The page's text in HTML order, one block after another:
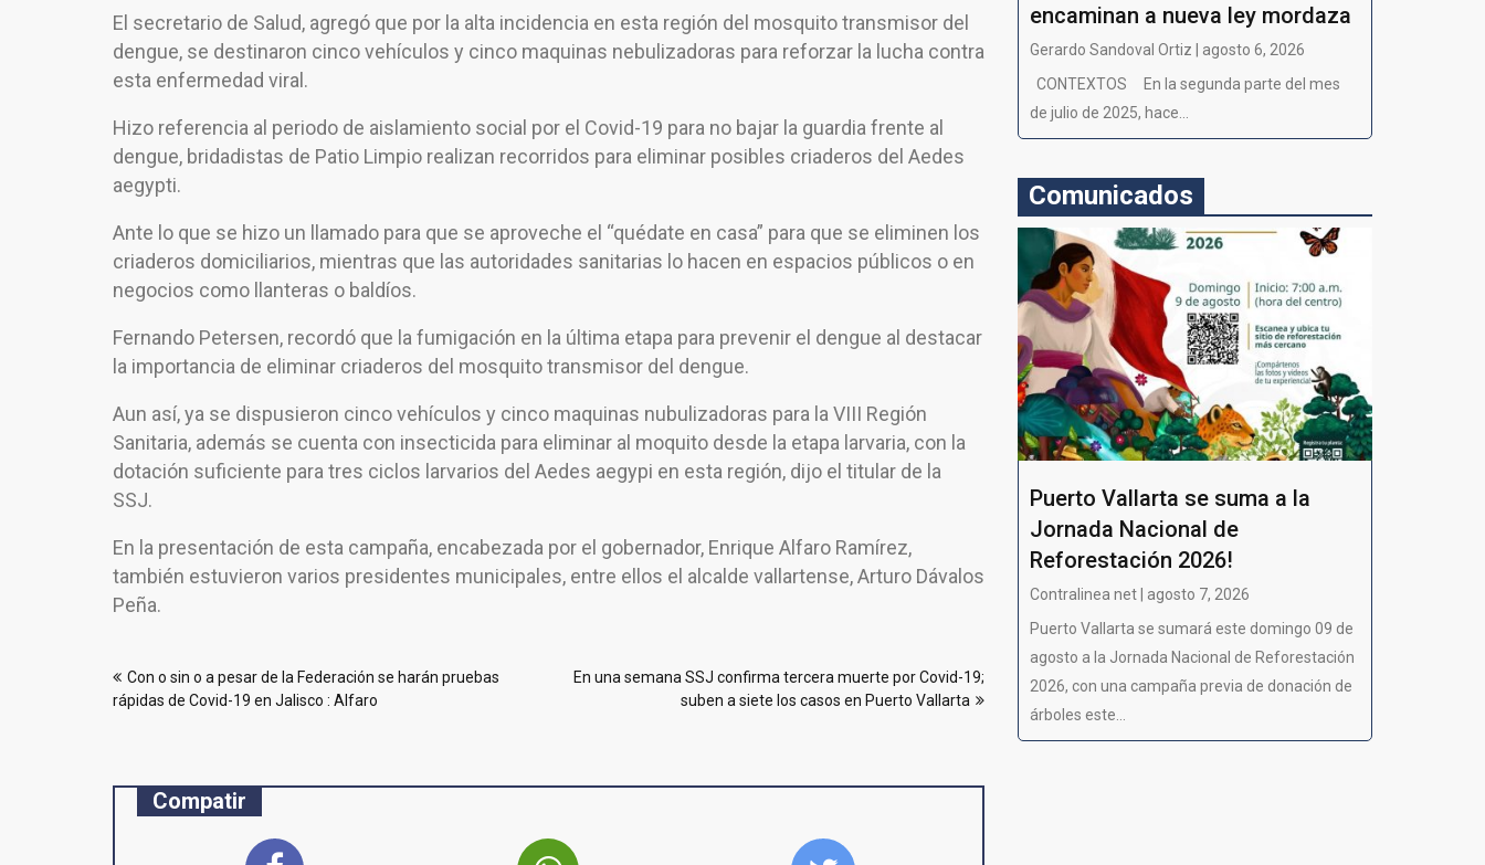
El secretario de Salud, agregó que por la alta incidencia en esta región del mosquito transmisor del
dengue, se destinaron cinco vehículos y cinco maquinas nebulizadoras para reforzar la lucha contra
esta enfermedad viral.
Hizo referencia al periodo de aislamiento social por el Covid-19 para no bajar la guardia frente al
dengue, bridadistas de Patio Limpio realizan recorridos para eliminar posibles criaderos del Aedes
aegypti.
Ante lo que se hizo un llamado para que se aproveche el “quédate en casa” para que se eliminen los
criaderos domiciliarios, mientras que las autoridades sanitarias lo hacen en espacios públicos o en
negocios como llanteras o baldíos.
Fernando Petersen, recordó que la fumigación en la última etapa para prevenir el dengue al destacar
la importancia de eliminar criaderos del mosquito transmisor del dengue.
Aun así, ya se dispusieron cinco vehículos y cinco maquinas nubulizadoras para la VIII Región
Sanitaria, además se cuenta con insecticida para eliminar al moquito desde la etapa larvaria, con la
dotación suficiente para tres ciclos larvarios del Aedes aegypi en esta región, dijo el titular de la
SSJ.
En la presentación de esta campaña, encabezada por el gobernador, Enrique Alfaro Ramírez,
también estuvieron varios presidentes municipales, entre ellos el alcalde vallartense, Arturo Dávalos
Peña.
deCon o sin o a pesar de la Federación se harán pruebas
rápidas de Covid-19 en Jalisco : Alfaro
En una semana SSJ confirma tercera muerte por Covid-19;
suben a siete los casos en Puerto Vallarta
Compatir
encaminan a nueva ley mordaza
Gerardo Sandoval Ortiz | agosto 6, 2026
CONTEXTOS En la segunda parte del mes
de julio de 2025, hace...
Comunicados
Puerto Vallarta se suma a la
Jornada Nacional de
Reforestación 2026!
Contralinea net | agosto 7, 2026
Puerto Vallarta se sumará este domingo 09 de
agosto a la Jornada Nacional de Reforestación
2026, con una campaña previa de donación de
árboles este...